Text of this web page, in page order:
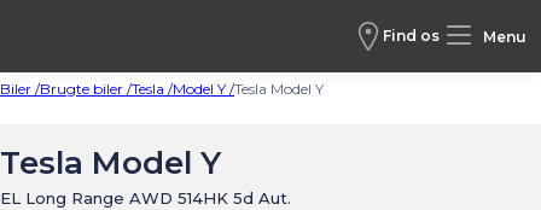
Find os Menu
Biler /Brugte biler /Tesla /Model Y /Tesla Model Y
Tesla Model Y
EL Long Range AWD 514HK 5d Aut.